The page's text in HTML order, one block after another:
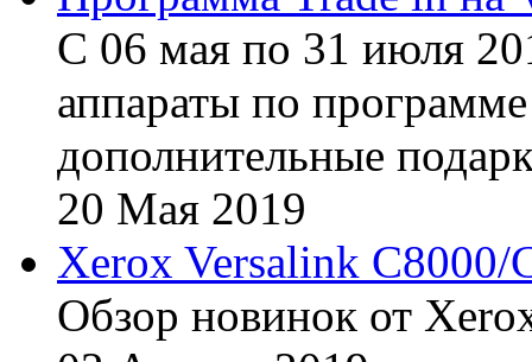
С 06 мая по 31 июля
аппараты по
дополнительные
20 Мая 2019
Xerox Versalink C8000/
Обзор новинок от